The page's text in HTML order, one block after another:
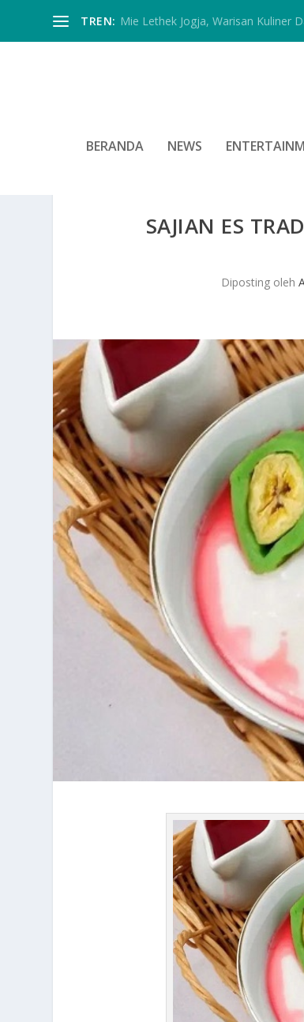
TREN: Mie Lethek Jogja, Warisan Kuliner
BERANDA NEWS
SAJIAN ES
Diposting oleh